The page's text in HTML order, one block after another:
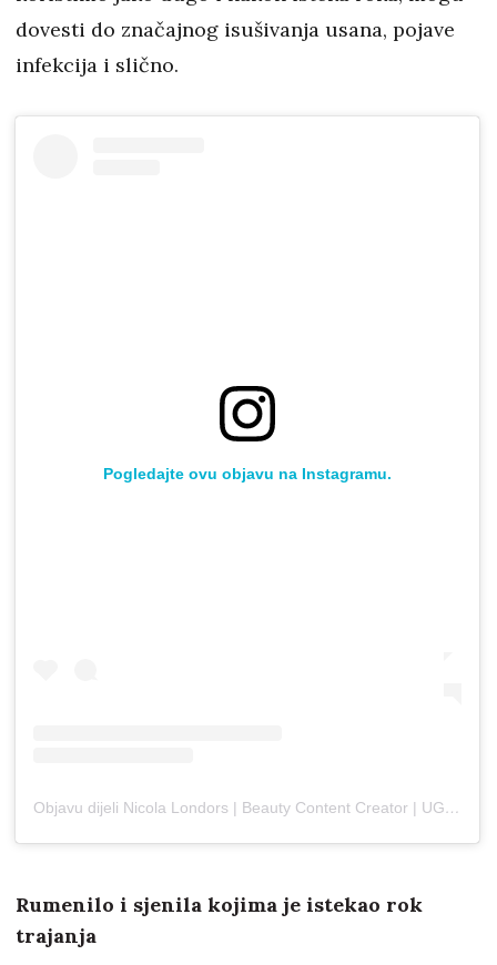
dovesti do značajnog isušivanja usana, pojave
infekcija i slično.
Pogledajte ovu objavu na Instagramu.
Objavu dijeli Nicola Londors | Beauty Content Creator | UGC (@nlondors)
Rumenilo i sjenila kojima je istekao rok
trajanja